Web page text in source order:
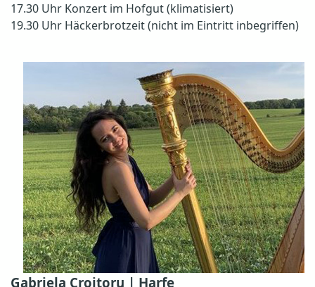
17.30 Uhr Konzert im Hofgut (klimatisiert)
19.30 Uhr Häckerbrotzeit (nicht im Eintritt inbegriffen)
Gabriela Croitoru | Harfe